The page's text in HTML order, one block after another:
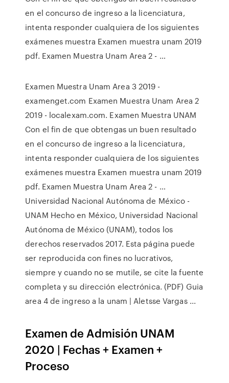
en el concurso de ingreso a la licenciatura,
intenta responder cualquiera de los siguientes
exámenes muestra Examen muestra unam 2019
pdf. Examen Muestra Unam Area 2 - …
Examen Muestra Unam Area 3 2019 -
examenget.com Examen Muestra Unam Area 2
2019 - localexam.com. Examen Muestra UNAM
Con el fin de que obtengas un buen resultado
en el concurso de ingreso a la licenciatura,
intenta responder cualquiera de los siguientes
exámenes muestra Examen muestra unam 2019
pdf. Examen Muestra Unam Area 2 - …
Universidad Nacional Autónoma de México -
UNAM Hecho en México, Universidad Nacional
Autónoma de México (UNAM), todos los
derechos reservados 2017. Esta página puede
ser reproducida con fines no lucrativos,
siempre y cuando no se mutile, se cite la fuente
completa y su dirección electrónica. (PDF) Guia
area 4 de ingreso a la unam | Aletsse Vargas ...
Examen de Admisión UNAM
2020 | Fechas + Examen +
Proceso